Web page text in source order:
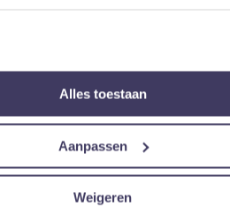
Alles toestaan
Aanpassen
Weigeren